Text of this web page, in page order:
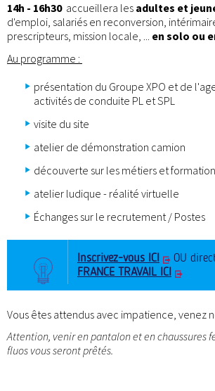
14h - 16h30 accueillera les adultes et
d'emploi, salariés en reconversion,
prescripteurs, mission locale, ... en solo ou
Au programme :
présentation du Groupe XPO et de
activités de conduite PL et SPL
visite du site
atelier de démonstration camion
découverte sur les métiers et
atelier ludique - réalité virtuelle
Échanges sur le recrutement / Postes
Inscrivez-vous ICI OU
FRANCE TRAVAIL ICI
Vous êtes attendus avec impatience, venez
Attention, venir en pantalon et en chaussures
fluos vous seront prêtés.